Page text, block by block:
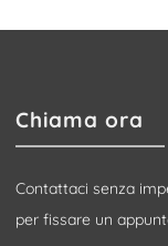
Chiama ora
Contattaci senza
per fissare un